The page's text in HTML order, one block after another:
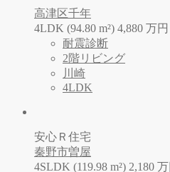
高津区千年
4LDK (94.80 m²) 4,880 万円
耐震診断
2階リビング
川崎
4LDK
安心Ｒ住宅
秦野市曽屋
4SLDK (119.98 m²) 2,180 万